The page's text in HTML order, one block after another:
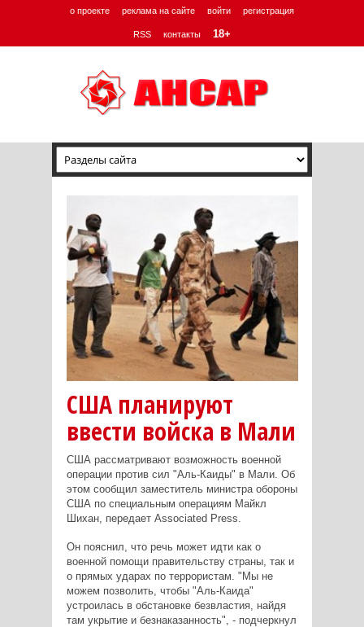
о проекте реклама на сайте войти регистрация
RSS контакты 18+
США планируют
ввести войска в Мали
США рассматривают возможность военной
операции против сил "Аль-Каиды" в Мали. Об
этом сообщил заместитель министра обороны
США по специальным операциям Майкл
Шихан, передает Associated Press.
Он пояснил, что речь может идти как о
военной помощи правительству страны, так и
о прямых ударах по террористам. "Мы не
можем позволить, чтобы "Аль-Каида"
устроилась в обстановке безвластия, найдя
там укрытие и безнаказанность", - подчеркнул